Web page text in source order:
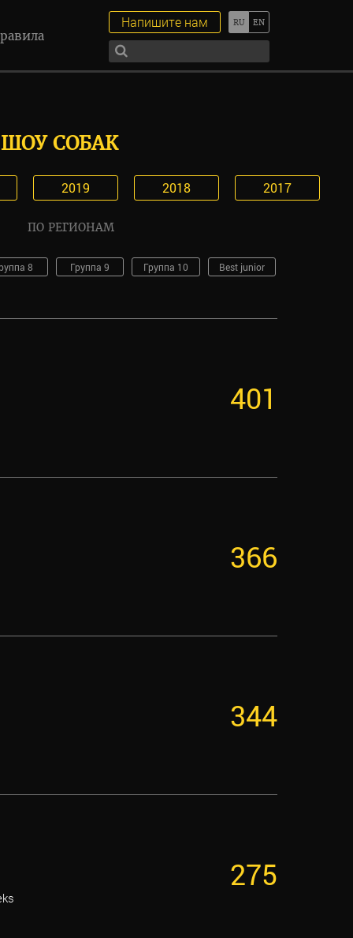
Напишите нам
СОБАК
2019 2018 2017
ПО РЕГИОНАМ
8 Группа 9 Группа 10 Best junior
401
366
344
275